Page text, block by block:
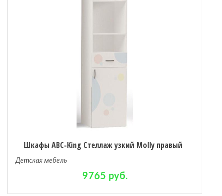
Шкафы ABC-King Стеллаж узкий Molly правый
Детская мебель
9765 руб.